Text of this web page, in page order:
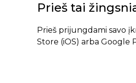
Prieš tai
Prieš prijungdami savo
Store (iOS) arba Google